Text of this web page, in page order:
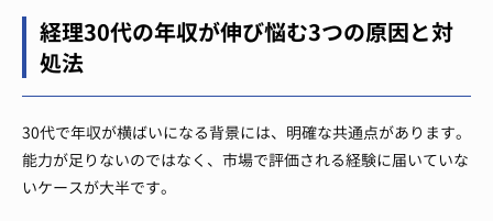
経理30代の年収が伸び悩む3つの原因と対
処法
30代で年収が横ばいになる背景には、明確な共通点があります。
能力が足りないのではなく、市場で評価される経験に届いていな
いケースが大半です。